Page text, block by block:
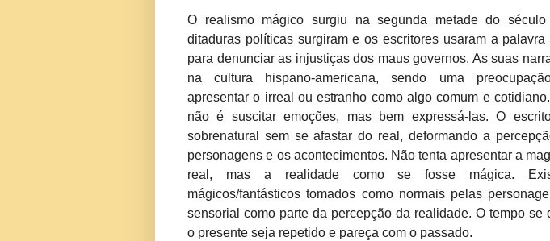
O realismo mágico surgiu na segunda metade do
ditaduras políticas surgiram e os escritores usaram a palavra
para denunciar as injustiças dos maus governos. As suas
na cultura hispano-americana, sendo uma
apresentar o irreal ou estranho como algo comum e
não é suscitar emoções, mas bem expressá-las. O
sobrenatural sem se afastar do real, deformando a
personagens e os acontecimentos. Não tenta apresentar a
real, mas a realidade como se fosse mágica.
mágicos/fantásticos tomados como normais pelas
sensorial como parte da percepção da realidade. O tempo se
o presente seja repetido e pareça com o passado.